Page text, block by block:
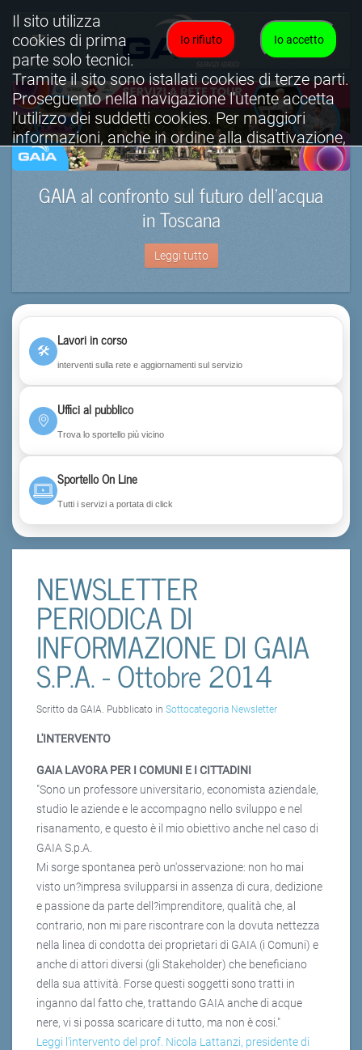
GAIA al confronto sul futuro dell’acqua
in Toscana
Leggi tutto
🛠
Lavori in corso
interventi sulla rete e aggiornamenti sul servizio
Uffici al pubblico
Trova lo sportello più vicino
Sportello On Line
Tutti i servizi a portata di click
NEWSLETTER
PERIODICA DI
INFORMAZIONE DI GAIA
S.P.A. - Ottobre 2014
Scritto da GAIA. Pubblicato in Sottocategoria Newsletter
L'INTERVENTO
GAIA LAVORA PER I COMUNI E I CITTADINI
"Sono un professore universitario, economista aziendale,
studio le aziende e le accompagno nello sviluppo e nel
risanamento, e questo è il mio obiettivo anche nel caso di
GAIA S.p.A.
Mi sorge spontanea però un'osservazione: non ho mai
visto un?impresa svilupparsi in assenza di cura, dedizione
e passione da parte dell?imprenditore, qualità che, al
contrario, non mi pare riscontrare con la dovuta nettezza
nella linea di condotta dei proprietari di GAIA (i Comuni) e
anche di attori diversi (gli Stakeholder) che beneficiano
della sua attività. Forse questi soggetti sono tratti in
inganno dal fatto che, trattando GAIA anche di acque
nere, vi si possa scaricare di tutto, ma non è cosi."
Leggi l'intervento del prof. Nicola Lattanzi, presidente di
Io accetto
Io rifiuto
Il sito utilizza
cookies di prima
parte solo tecnici.
Tramite il sito sono istallati cookies di terze parti.
Proseguento nella navigazione l'utente accetta
l'utilizzo dei suddetti cookies. Per maggiori
informazioni, anche in ordine alla disattivazione,
è possibile consultare l'informativa cookies
completa.
Visualizza informativa completa.